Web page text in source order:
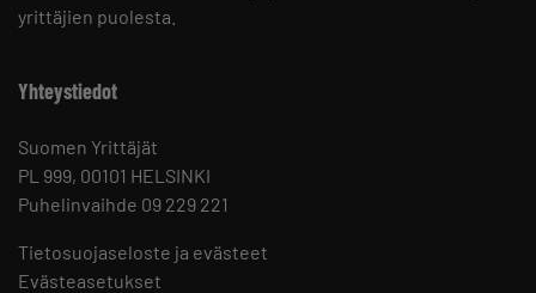
yrittäjien puolesta.
Yhteystiedot
Suomen Yrittäjät
PL 999, 00101 HELSINKI
Puhelinvaihde 09 229 221
Tietosuojaseloste ja evästeet
Evästeasetukset